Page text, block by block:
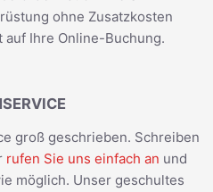
ohne Zusatzkosten
Ihre Online-Buchung.
groß geschrieben. Schreiben
rufen Sie uns einfach an und
möglich. Unser geschultes